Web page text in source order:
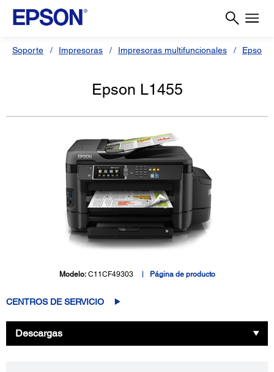
Soporte Impresoras Impresoras multifuncionales Epson L
Epson L1455
Modelo: C11CF49303 Página de producto
CENTROS DE SERVICIO
Descargas